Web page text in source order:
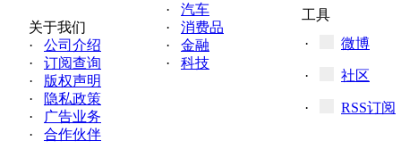
关于我们
· 公司介绍
· 订阅查询
· 版权声明
·
隐私政策
·
广告业务
· 合作伙伴
· 汽车
· 消费品
· 金融
· 科技
工具
·
微博
· 社区
· RSS订阅